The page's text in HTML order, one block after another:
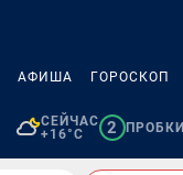
АФИША ГОРОСКОП
СЕЙЧАС
+16°C
2 ПРОБКИ